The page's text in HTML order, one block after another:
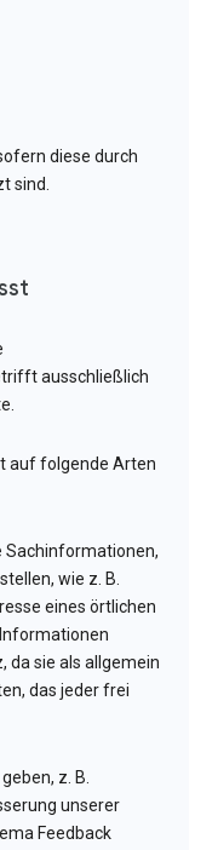
diese durch
sind.
ausschließlich
auf folgende Arten
wie z. B.
eines örtlichen
da sie als allgemein
das jeder frei
z. B.
unserer
Feedback